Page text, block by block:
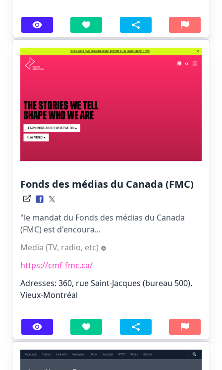
Fonds des médias du Canada (FMC)
"le mandat du Fonds des médias du Canada
(FMC) est d'encoura...
Media (TV, radio, etc)
https://cmf-fmc.ca/
Adresses: 360, rue Saint-Jacques (bureau 500),
Vieux-Montréal